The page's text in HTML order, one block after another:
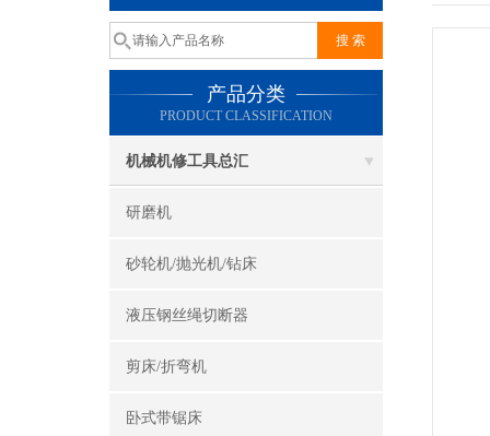
产品分类
PRODUCT CLASSIFICATION
机械机修工具总汇
研磨机
砂轮机/抛光机/钻床
液压钢丝绳切断器
剪床/折弯机
卧式带锯床